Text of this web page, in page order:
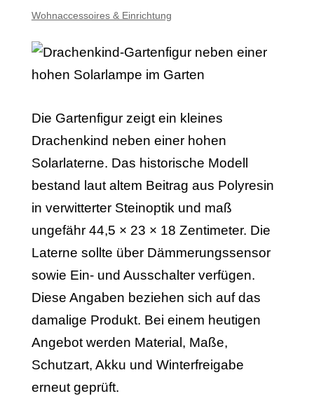
Wohnaccessoires & Einrichtung
Die Gartenfigur zeigt ein kleines
Drachenkind neben einer hohen
Solarlaterne. Das historische Modell
bestand laut altem Beitrag aus Polyresin
in verwitterter Steinoptik und maß
ungefähr 44,5 × 23 × 18 Zentimeter. Die
Laterne sollte über Dämmerungssensor
sowie Ein- und Ausschalter verfügen.
Diese Angaben beziehen sich auf das
damalige Produkt. Bei einem heutigen
Angebot werden Material, Maße,
Schutzart, Akku und Winterfreigabe
erneut geprüft.